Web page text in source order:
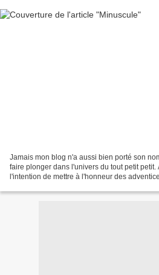
Jamais mon blog n'a aussi bien porté son
faire plonger dans l'univers du tout petit
l'intention de mettre à l'honneur des